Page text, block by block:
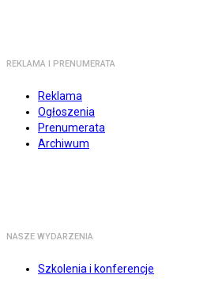
REKLAMA I PRENUMERATA
Reklama
Ogłoszenia
Prenumerata
Archiwum
NASZE WYDARZENIA
Szkolenia i konferencje